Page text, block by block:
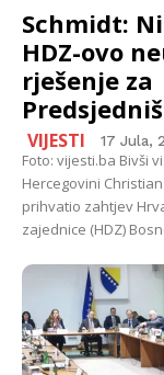
Schmidt:
HDZ-ovo
rješenje za
VIJESTI 17 Jula,
Foto: vijesti.ba Bivši
Hercegovini
prihvatio zahtjev
zajednice (HDZ)